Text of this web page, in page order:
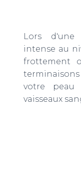
Lors d'une
intense au
frottement
votre
vaisseaux